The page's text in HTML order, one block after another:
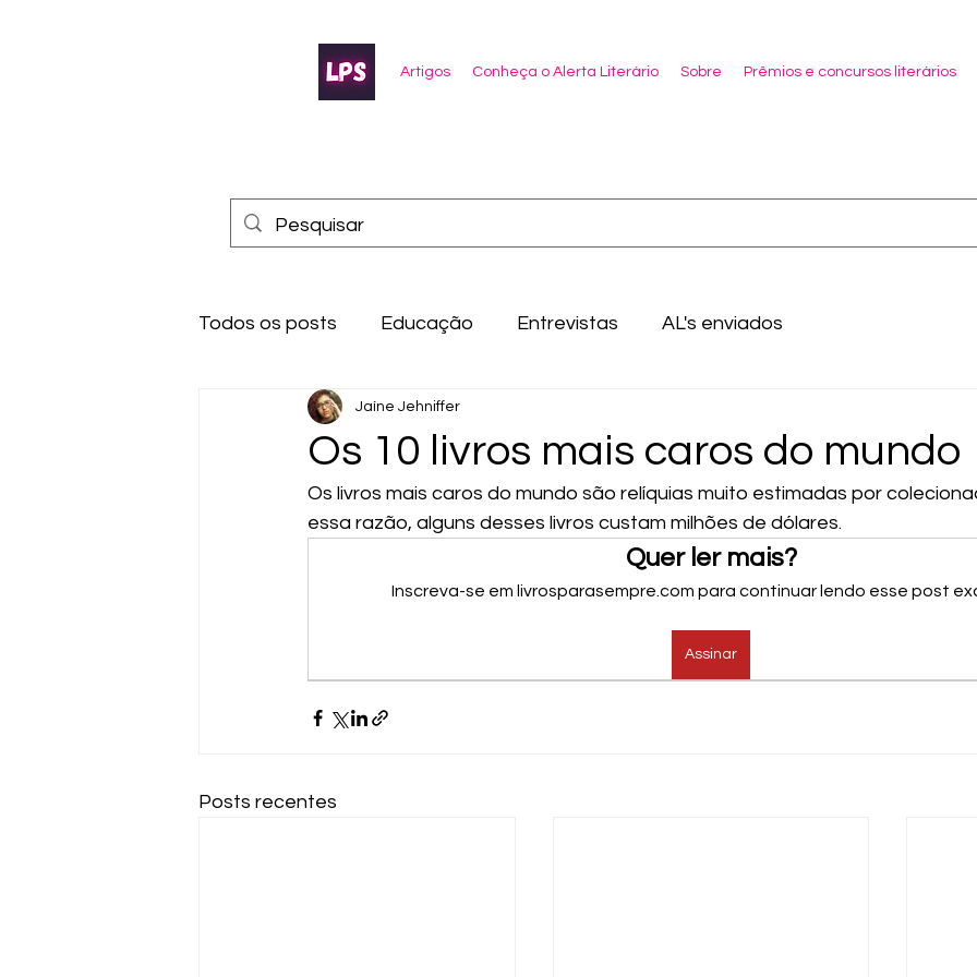
Artigos Conheça o Alerta Literário Sobre Prêmios e concursos literários
Todos os posts Educação Entrevistas AL's enviados
Os 10 livros mais caros do mundo
Jaíne Jehniffer
Os livros mais caros do mundo são relíquias muito estimadas por
essa razão, alguns desses livros custam milhões de dólares.
Quer ler mais?
Inscreva-se em livrosparasempre.com para continuar lendo esse post
Assinar
Posts recentes